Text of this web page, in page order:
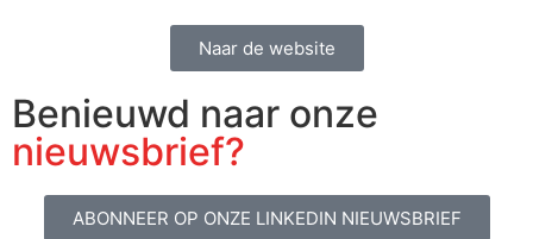
Naar de website
Benieuwd naar onze
nieuwsbrief?
ABONNEER OP ONZE LINKEDIN NIEUWSBRIEF